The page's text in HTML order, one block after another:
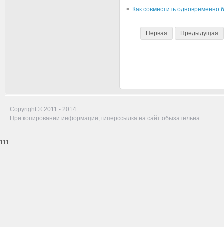
Как совместить одновременно
Первая Предыдущая
Copyright © 2011 - 2014.
При копировании информации, гиперссылка на сайт обызательна.
111